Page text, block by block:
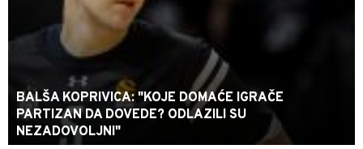
BALŠA KOPRIVICA: "KOJE DOMAĆE IGRAČE
PARTIZAN DA DOVEDE? ODLAZILI SU
NEZADOVOLJNI"